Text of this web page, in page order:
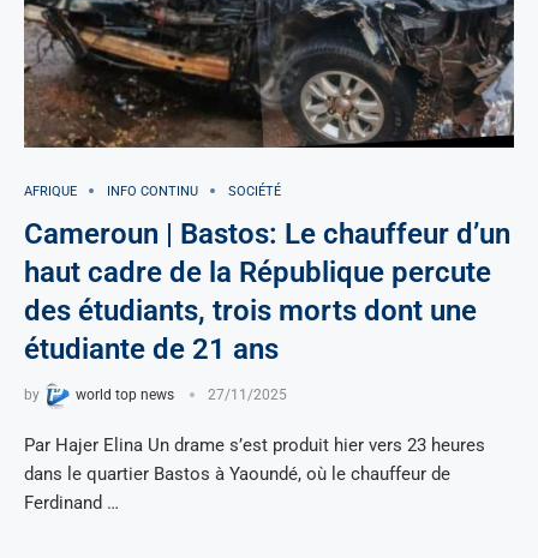
AFRIQUE INFO CONTINU SOCIÉTÉ
Cameroun | Bastos: Le chauffeur d’un
haut cadre de la République percute
des étudiants, trois morts dont une
étudiante de 21 ans
by world top news 27/11/2025
Par Hajer Elina Un drame s’est produit hier vers 23 heures
dans le quartier Bastos à Yaoundé, où le chauffeur de
Ferdinand …